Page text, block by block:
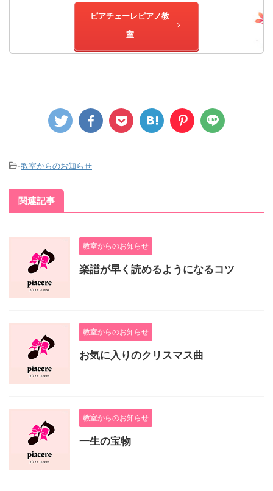
ピアチェーレピアノ教
室
-教室からのお知らせ
関連記事
教室からのお知らせ
楽譜が早く読めるようになるコツ
教室からのお知らせ
お気に入りのクリスマス曲
教室からのお知らせ
一生の宝物